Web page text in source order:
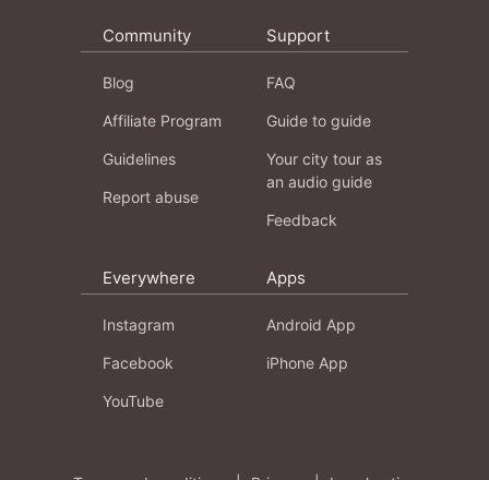
Community
Blog
Affiliate Program
Guidelines
Report abuse
Support
FAQ
Guide to guide
Your city tour as
an audio guide
Feedback
Everywhere
Instagram
Facebook
YouTube
Apps
Android App
iPhone App